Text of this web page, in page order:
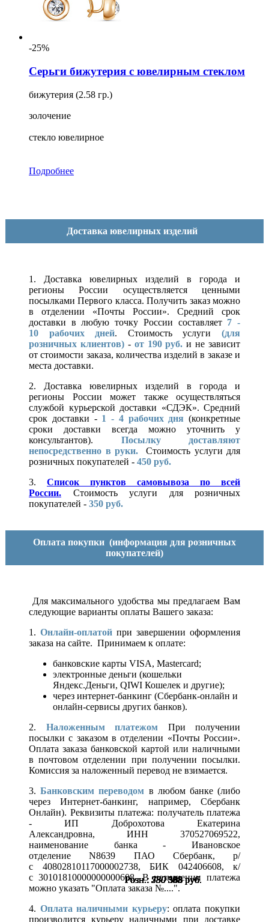
Розн.: 530 398руб.
Розн.: 530 398руб.
Розн.: 530 398руб.
Розн.: 530 398руб.
Розн.: 530 398руб.
Розн.: 530 398руб.
Розн.: 530 398руб.
Розн.: 530 398руб.
Розн.: 530 398руб.
Розн.: 530 398руб.
Розн.: 530 398руб.
Розн.: 530 398руб.
Розн.: 780 585руб.
Розн.: 780 585руб.
Розн.: 780 585руб.
Розн.: 780 585руб.
Розн.: 780 585руб.
Розн.: 780 585руб.
Розн.: 780 585руб.
Розн.: 780 585руб.
Розн.: 780 585руб.
-25%
Серьги бижутерия с ювелирным стеклом
бижутерия (2.58 гр.)
золочение
стекло ювелирное
Розн.: 780 585руб.
Подробнее
Доставка ювелирных изделий
1. Доставка ювелирных изделий в города и
регионы России осуществляется ценными
посылками Первого класса. Получить заказ можно
в отделении «Почты России». Средний срок
доставки в любую точку России составляет 7 -
10 рабочих дней. Стоимость услуги(для
розничных клиентов)- от 190 руб. и не зависит
от стоимости заказа, количества изделий в заказе и
места доставки.
2. Доставка ювелирных изделий в города и
регионы России может также осуществляться
службой курьерской доставки «СДЭК». Средний
срок доставки - 1 - 4 рабочих дня (конкретные
сроки доставки всегда можно уточнить у
консультантов). Посылку доставляют
непосредственно в руки.
Стоимость услуги для
розничных покупателей - 450 руб.
3. Список пунктов самовывоза по всей
России.
Стоимость услуги для розничных
покупателей - 350 руб.
Оплата покупки (информация для розничных
покупателей)
Для максимального удобства мы предлагаем Вам
следующие варианты оплаты Вашего заказа:
1. Онлайн-оплатой при завершении оформления
заказа на сайте. Принимаем к оплате:
банковские карты VISA, Mastercard;
электронные деньги (кошельки
Яндекс.Деньги, QIWI Кошелек и другие);
через интернет-банкинг (Сбербанк-онлайн и
онлайн-сервисы других банков).
2. Наложенным платежом При получении
посылки с заказом в отделении «Почты России».
Оплата заказа банковской картой или наличными
в почтовом отделении при получении посылки.
Комиссия за наложенный перевод не взимается.
3.Банковским переводом в любом банке (либо
через Интернет-банкинг, например, Сбербанк
Онлайн). Реквизиты платежа: получатель платежа
- ИП Доброхотова Екатерина
Александровна, ИНН 370527069522,
наименование банка - Ивановское
отделение N8639 ПАО Сбербанк, р/
с 40802810117000002738, БИК 042406608, к/
с 30101810000000000608. В назначении платежа
можно указать "Оплата заказа №....".
4. Оплата наличными курьеру: оплата покупки
производится курьеру наличными при доставке